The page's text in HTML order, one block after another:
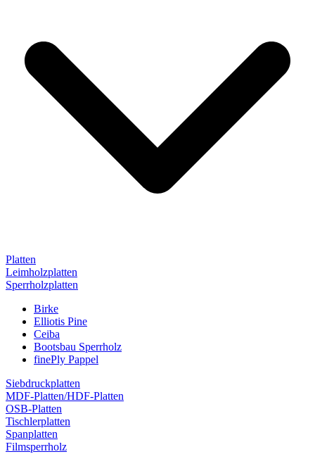
Platten
Leimholzplatten
Sperrholzplatten
Birke
Elliotis Pine
Ceiba
Bootsbau Sperrholz
finePly Pappel
Siebdruckplatten
MDF-Platten/HDF-Platten
OSB-Platten
Tischlerplatten
Spanplatten
Filmsperrholz